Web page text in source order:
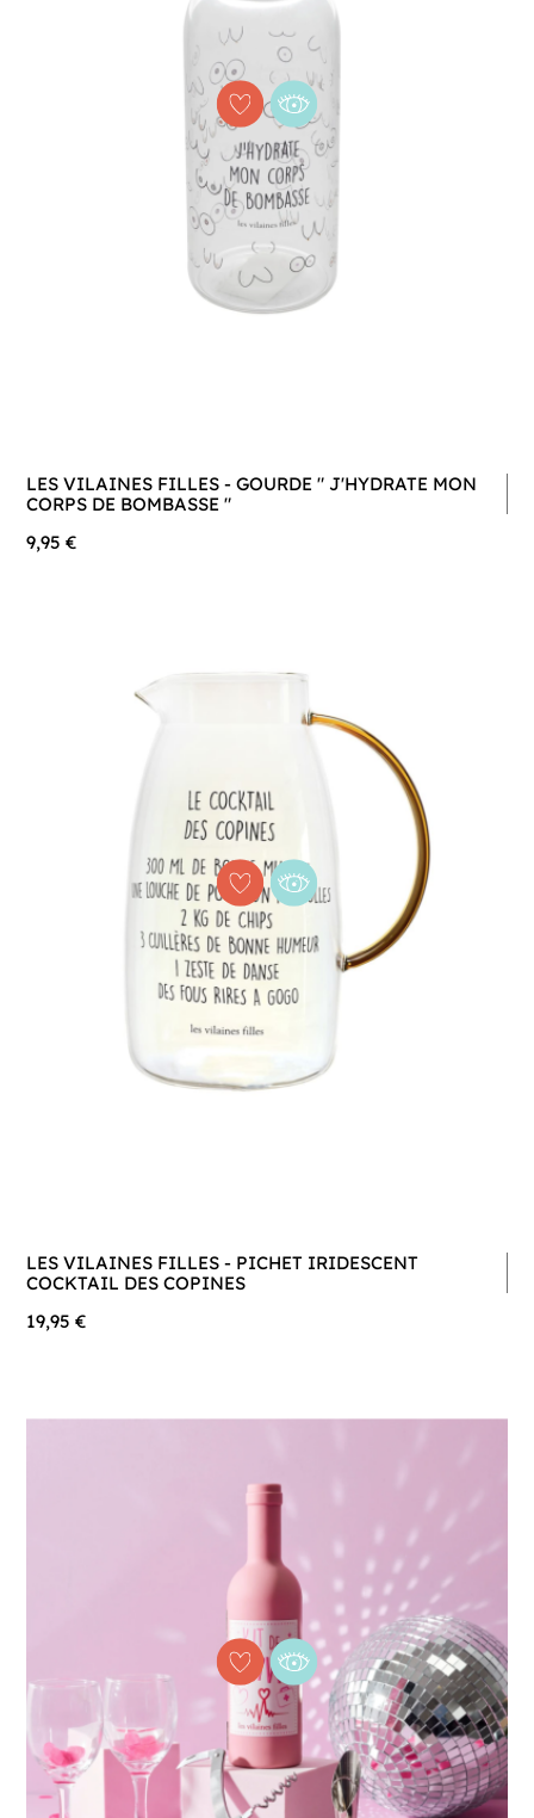
LES VILAINES FILLES - GOURDE " J'HYDRATE MON
CORPS DE BOMBASSE "
9,95 €
LES VILAINES FILLES - PICHET IRIDESCENT
COCKTAIL DES COPINES
19,95 €